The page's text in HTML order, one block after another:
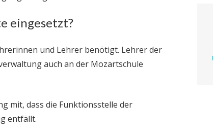
eingesetzt?
und Lehrer benötigt. Lehrer der
auch an der Mozartschule
mit, dass die Funktionsstelle der
entfällt.